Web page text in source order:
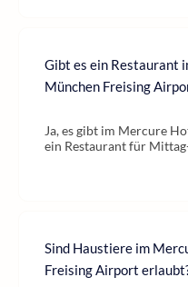
Gibt es ein Restaurant
München Freising
Ja, es gibt im Mercure
ein Restaurant für
Sind Haustiere im
Freising Airport